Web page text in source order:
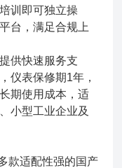
训即可独立操
台，满足合规上
供快速服务支
仪表保修期1年，
期使用成本，适
小型工业企业及
款适配性强的国产